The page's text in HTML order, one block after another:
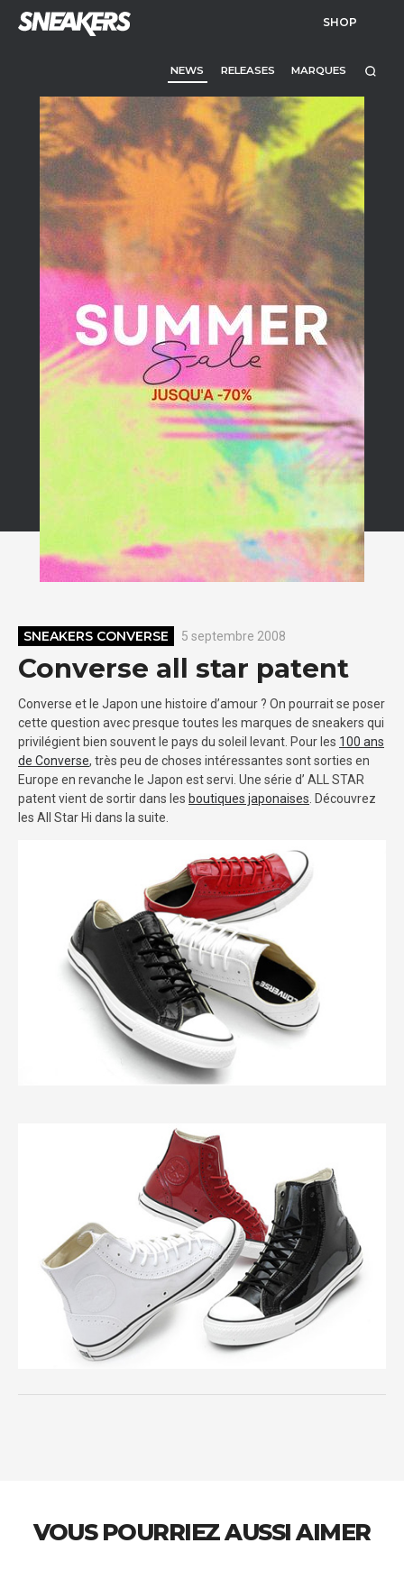
SHOP
NEWS RELEASES MARQUES
SNEAKERS CONVERSE 5 septembre 2008
Converse all star patent
Converse et le Japon une histoire d’amour ? On pourrait se poser
cette question avec presque toutes les marques de sneakers qui
privilégient bien souvent le pays du soleil levant. Pour les 100 ans
de Converse, très peu de choses intéressantes sont sorties en
Europe en revanche le Japon est servi. Une série d’ ALL STAR
patent vient de sortir dans les boutiques japonaises . Découvrez
les All Star Hi dans la suite.
VOUS POURRIEZ AUSSI AIMER